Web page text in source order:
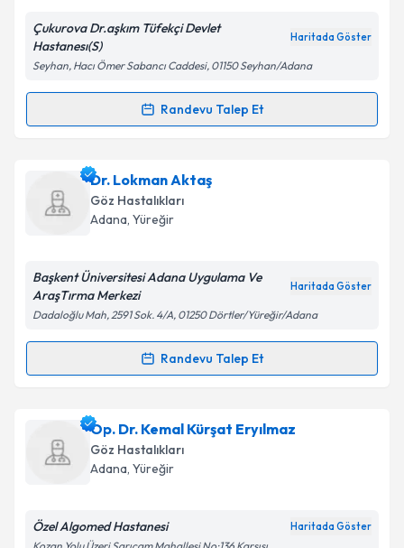
Kişisel verilerimin işlenmesine ilişkin
Metni'ni okudum ve kişisel verilerimin belirtilen
kapsamda işlenmesini kabul ediyorum.
Çukurova Dr.aşkım Tüfekçi Devlet
Hastanesı(S)
Haritada Göster
Seyhan, Hacı Ömer Sabancı Caddesi, 01150 Seyhan/Adana
Randevu Talep Et
Randevu Takvimi Talebi
Uzm. Dr. Özge Arıkaniçin randevu takvimi talebi
oluşturun. Size bu uzmandan randevu almanız için bir
takvim hazırlandığında e-posta ile bilgilendireceğiz.
Kişisel verilerimin işlenmesine ilişkinAydınlatma
'ni okudum ve kişisel verilerimin belirtilen
kapsamda işlenmesini kabul ediyorum.
Takvim Talebini Gönder
Dr. Lokman Aktaş
Göz Hastalıkları
Adana, Yüreğir
Başkent Üniversitesi Adana Uygulama Ve
AraşTırma Merkezi
Haritada Göster
Dadaloğlu Mah, 2591 Sok. 4/A, 01250 Dörtler/Yüreğir/Adana
Randevu Talep Et
Randevu Takvimi Talebi
Dr. Lokman Aktaşiçin randevu takvimi talebi
oluşturun. Size bu uzmandan randevu almanız için bir
takvim hazırlandığında e-posta ile bilgilendireceğiz.
Op. Dr. Kemal Kürşat Eryılmaz
Göz Hastalıkları
Adana, Yüreğir
Özel Algomed Hastanesi Haritada Göster